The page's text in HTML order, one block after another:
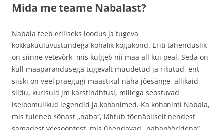
Mida me teame Nabalast?
Nabala teeb eriliseks loodus ja tugeva
kokkukuuluvustundega kohalik kogukond. Eriti tähenduslik
on siinne vetevõrk, mis kulgeb nii maa all kui peal. Seda on
küll maaparandusega tugevalt muudetud ja rikutud, ent
siiski on veel praegugi maastikul näha jõesänge, allikaid,
sildu, kurisuid jm karstinähtusi, millega seostuvad
iseloomulikud legendid ja kohanimed. Ka kohanimi Nabala,
mis tuleneb sõnast „naba“, lähtub tõenäoliselt nendest